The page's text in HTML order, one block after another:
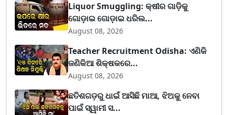
Liquor Smuggling: କ୍ଷୀର ଗାଡ଼ିକୁ
ଗୋଡ଼ାଇ ଗୋଡ଼ାଇ ଧରିଲ...
August 08, 2026
Teacher Recruitment Odisha: ଏଣିକି
ଜଣିକିଆ ଶିକ୍ଷକରେ...
August 08, 2026
ଛତିଶଗଡ଼ରୁ ଧାଇଁ ଆସିଛି ମାଆ, ଝିଅକୁ ନେବା
ପାଇଁ ସ୍ୱାମୀ ସ...